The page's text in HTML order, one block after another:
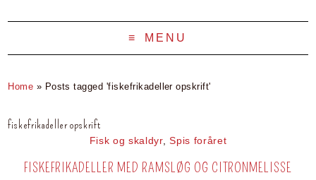
MENU
Home » Posts tagged 'fiskefrikadeller opskrift'
fiskefrikadeller opskrift
Fisk og skaldyr,Spis foråret
FISKEFRIKADELLER MED RAMSLØG OG CITRONMELISSE